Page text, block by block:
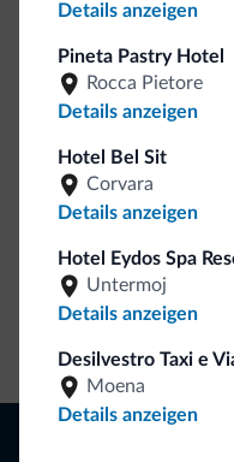
Details anzeigen
Pineta Pastry Hotel
Rocca Pietore
Details anzeigen
Hotel Bel Sit
Corvara
Details anzeigen
Hotel Eydos Spa
Untermoj
Details anzeigen
Desilvestro Taxi e
Moena
Details anzeigen
Seien Sie originell,
Kollektion
So viele von Ihnen
von Dolomiti.it ist da!